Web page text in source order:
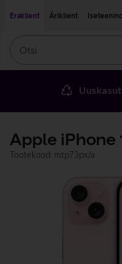
Eraklient
Äriklient
Apple iPhone
Tootekood: mtp73px/a